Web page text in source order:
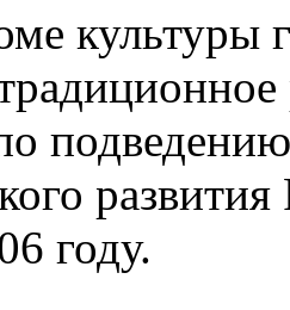
культуры
году.